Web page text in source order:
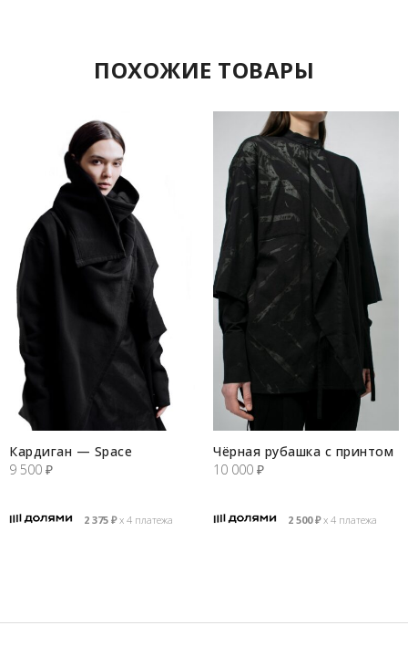
ПОХОЖИЕ ТОВАРЫ
Кардиган — Space
9 500 ₽
2 375 ₽х 4 платежа
Чёрная рубашка с принтом
10 000 ₽
2 500₽х 4 платежа